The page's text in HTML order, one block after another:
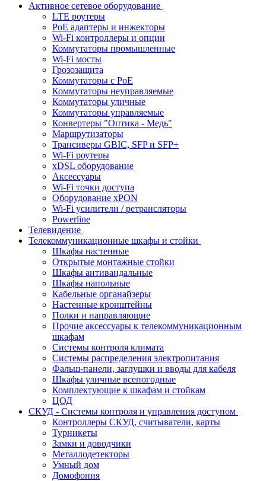
Активное сетевое оборудование
LTE роутеры
PoE адаптеры и инжекторы
Wi-Fi контроллеры и опции
Коммутаторы промышленные
Wi-Fi мосты
Грозозащита
Коммутаторы c PoE
Коммутаторы неуправляемые
Коммутаторы уличные
Коммутаторы управляемые
Конвертеры "Оптика - Медь"
Маршрутизаторы
Трансиверы GBIC, SFP и SFP+
Wi-Fi роутеры
xDSL оборудование
Аксессуары
Wi-Fi точки доступа
Оборудование хPON
Wi-Fi усилители / ретрансляторы
Powerline
Телевидение
Телекоммуникационные шкафы и стойки
Шкафы настенные
Открытые монтажные стойки
Шкафы антивандальные
Шкафы напольные
Кабельные органайзеры
Настенные кронштейны
Полки и направляющие
Прочие аксессуары к телекоммуникационным
шкафам
Системы контроля климата
Системы распределения электропитания
Фальш-панели, заглушки и вводы для кабеля
Шкафы уличные всепогодные
Комплектующие к шкафам и стойкам
ЦОД
СКУД - Системы контроля и управления доступом
Контроллеры СКУД, считыватели, карты
Турникеты
Замки и доводчики
Металлодетекторы
Умный дом
Домофония